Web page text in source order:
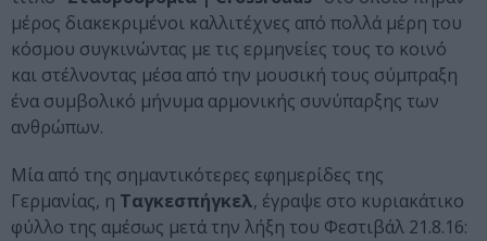
μέρος διακεκριμένοι καλλιτέχνες από πολλά μέρη του
κόσμου συγκινώντας με τις ερμηνείες τους το κοινό
και στέλνοντας μέσα από την μουσική τους σύμπραξη
ένα συμβολικό μήνυμα αρμονικής συνύπαρξης των
ανθρώπων.
Μία από της σημαντικότερες εφημερίδες της
Γερμανίας, η Ταγκεσπήγκελ, έγραψε στο κυριακάτικο
φύλλο της αμέσως μετά την λήξη του Φεστιβάλ 21.8.16: